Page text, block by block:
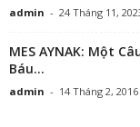
admin - 24 Tháng 11,
MES AYNAK: Một
Báu...
admin - 14 Tháng 2, 2016